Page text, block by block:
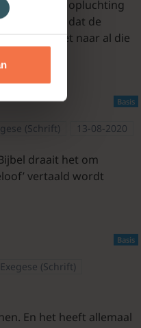
Wat een opluchting
dat de
God, en niet naar al die
Basis
(Schrift) 13-08-2020
draait het om
vertaald wordt
Basis
(Schrift)
En het heeft allemaal